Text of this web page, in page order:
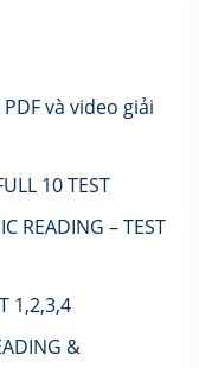
và video giải
10 TEST
READING – TEST
1,2,3,4
&